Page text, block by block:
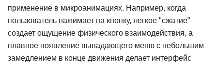
применение в микроанимациях. Например, когда
пользователь нажимает на кнопку, легкое "сжатие"
создает ощущение физического взаимодействия, а
плавное появление выпадающего меню с небольшим
замедлением в конце движения делает интерфейс